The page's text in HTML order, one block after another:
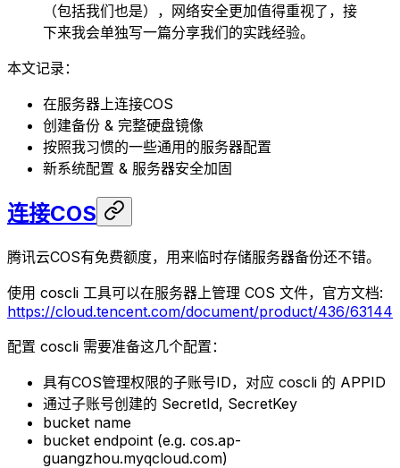
（包括我们也是），网络安全更加值得重视了，接
下来我会单独写一篇分享我们的实践经验。
本文记录：
在服务器上连接COS
创建备份 & 完整硬盘镜像
按照我习惯的一些通用的服务器配置
新系统配置 & 服务器安全加固
连接COS
腾讯云COS有免费额度，用来临时存储服务器备份还不错。
使用 coscli 工具可以在服务器上管理 COS 文件，官方文档:
https://cloud.tencent.com/document/product/436/63144
配置 coscli 需要准备这几个配置：
具有COS管理权限的子账号ID，对应 coscli 的 APPID
通过子账号创建的 SecretId, SecretKey
bucket name
bucket endpoint (e.g. cos.ap-
guangzhou.myqcloud.com)